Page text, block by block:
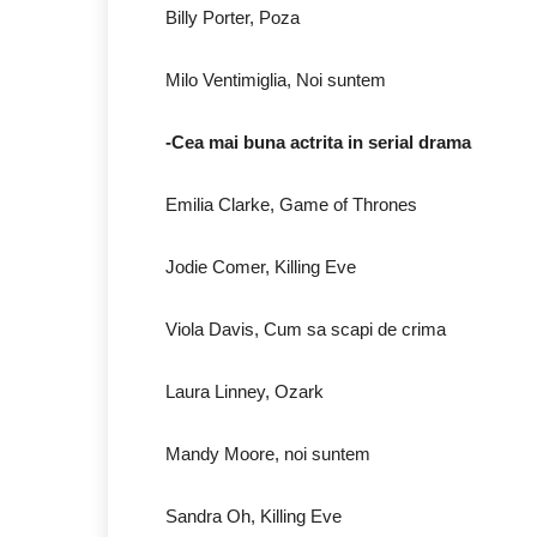
Billy Porter, Poza
Milo Ventimiglia, Noi suntem
-Cea mai buna actrita in serial drama
Emilia Clarke, Game of Thrones
Jodie Comer, Killing Eve
Viola Davis, Cum sa scapi de crima
Laura Linney, Ozark
Mandy Moore, noi suntem
Sandra Oh, Killing Eve